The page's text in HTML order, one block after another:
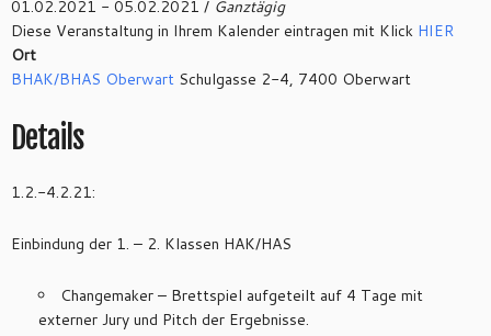
01.02.2021 - 05.02.2021 / Ganztägig
Diese Veranstaltung in Ihrem Kalender eintragen mit Klick HIER
Ort
BHAK/BHAS Oberwart Schulgasse 2-4, 7400 Oberwart
Details
1.2.-4.2.21:
Einbindung der 1. – 2. Klassen HAK/HAS
Changemaker – Brettspiel aufgeteilt auf 4 Tage mit
externer Jury und Pitch der Ergebnisse.